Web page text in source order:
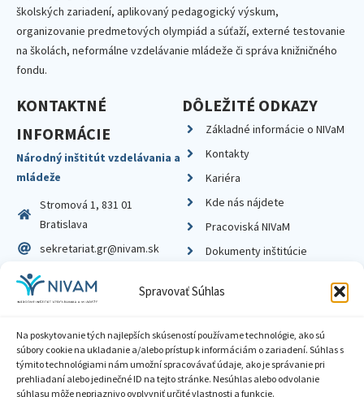
Spravovať Súhlas
Na poskytovanie tých najlepších skúseností používame technológie, ako sú
súbory cookie na ukladanie a/alebo prístup k informáciám o zariadení. Súhlas s
týmito technológiami nám umožní spracovávať údaje, ako je správanie pri
prehliadaní alebo jedinečné ID na tejto stránke. Nesúhlas alebo odvolanie
súhlasu môže nepriaznivo ovplyvniť určité vlastnosti a funkcie.
školských zariadení, aplikovaný pedagogický výskum,
organizovanie predmetových olympiád a súťaží, externé testovanie
na školách, neformálne vzdelávanie mládeže či správa knižničného
fondu.
KONTAKTNÉ
INFORMÁCIE
Národný inštitút vzdelávania a
mládeže
Stromová 1, 831 01
Bratislava
sekretariat.gr@nivam.sk
IČO: 00164348
DIČ: 2020798714
DÔLEŽITÉ ODKAZY
Základné informácie o NIVaM
Kontakty
Kariéra
Kde nás nájdete
Pracoviská NIVaM
Dokumenty inštitúcie
Zásady ochrany súkromia